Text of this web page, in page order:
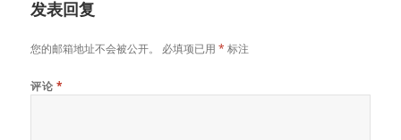
发表回复
您的邮箱地址不会被公开。 必填项已用* 标注
评论 *